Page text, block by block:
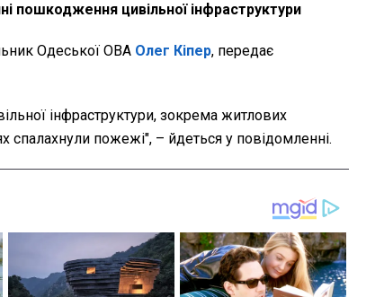
пошкодження цивільної інфраструктури
Одеської ОВА Олег Кіпер, передає
інфраструктури, зокрема житлових
спалахнули пожежі", – йдеться у повідомленні.